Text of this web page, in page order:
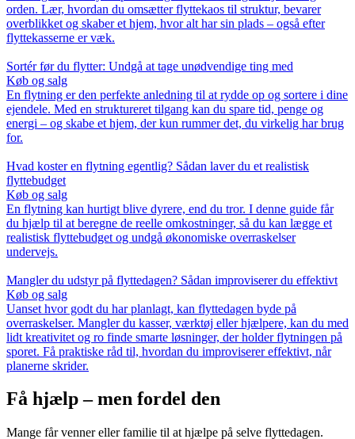
orden. Lær, hvordan du omsætter flyttekaos til struktur, bevarer
overblikket og skaber et hjem, hvor alt har sin plads – også efter
flyttekasserne er væk.
Sortér før du flytter: Undgå at tage unødvendige ting med
Køb og salg
En flytning er den perfekte anledning til at rydde op og sortere i dine
ejendele. Med en struktureret tilgang kan du spare tid, penge og
energi – og skabe et hjem, der kun rummer det, du virkelig har brug
for.
Hvad koster en flytning egentlig? Sådan laver du et realistisk
flyttebudget
Køb og salg
En flytning kan hurtigt blive dyrere, end du tror. I denne guide får
du hjælp til at beregne de reelle omkostninger, så du kan lægge et
realistisk flyttebudget og undgå økonomiske overraskelser
undervejs.
Mangler du udstyr på flyttedagen? Sådan improviserer du effektivt
Køb og salg
Uanset hvor godt du har planlagt, kan flyttedagen byde på
overraskelser. Mangler du kasser, værktøj eller hjælpere, kan du med
lidt kreativitet og ro finde smarte løsninger, der holder flytningen på
sporet. Få praktiske råd til, hvordan du improviserer effektivt, når
planerne skrider.
Få hjælp – men fordel den
Mange får venner eller familie til at hjælpe på selve flyttedagen.